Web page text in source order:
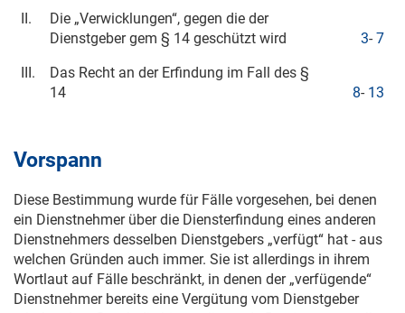
II.
Die „Verwicklungen“, gegen die der
Dienstgeber gem § 14 geschützt wird
3- 7
III.
Das Recht an der Erfindung im Fall des §
14
8- 13
Vorspann
Diese Bestimmung wurde für Fälle vorgesehen, bei denen
ein Dienstnehmer über die Diensterfindung eines anderen
Dienstnehmers desselben Dienstgebers „verfügt“ hat - aus
welchen Gründen auch immer. Sie ist allerdings in ihrem
Wortlaut auf Fälle beschränkt, in denen der „verfügende“
Dienstnehmer bereits eine Vergütung vom Dienstgeber